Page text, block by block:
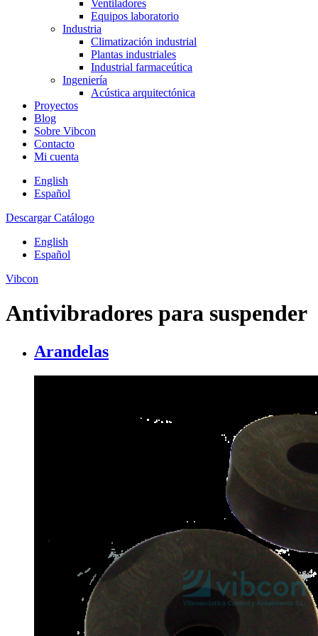
Ventiladores
Equipos laboratorio
Industria
Climatización industrial
Plantas industriales
Industrial farmaceútica
Ingeniería
Acústica arquitectónica
Proyectos
Blog
Sobre Vibcon
Contacto
Mi cuenta
English
Español
Descargar Catálogo
English
Español
Vibcon
Antivibradores para suspender
Arandelas